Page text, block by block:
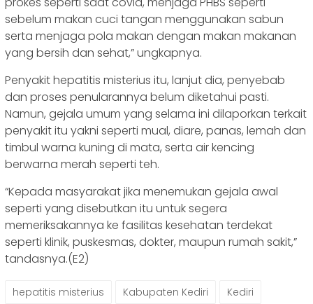
sebelum makan cuci tangan menggunakan sabun
serta menjaga pola makan dengan makan makanan
yang bersih dan sehat,” ungkapnya.
Penyakit hepatitis misterius itu, lanjut dia, penyebab
dan proses penularannya belum diketahui pasti.
Namun, gejala umum yang selama ini dilaporkan terkait
penyakit itu yakni seperti mual, diare, panas, lemah dan
timbul warna kuning di mata, serta air kencing
berwarna merah seperti teh.
“Kepada masyarakat jika menemukan gejala awal
seperti yang disebutkan itu untuk segera
memeriksakannya ke fasilitas kesehatan terdekat
seperti klinik, puskesmas, dokter, maupun rumah sakit,”
tandasnya.(E2)
hepatitis misterius Kabupaten Kediri Kediri